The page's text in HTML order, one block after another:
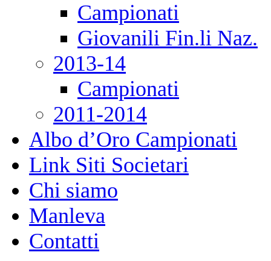
Campionati
Giovanili Fin.li Naz.
2013-14
Campionati
2011-2014
Albo d’Oro Campionati
Link Siti Societari
Chi siamo
Manleva
Contatti